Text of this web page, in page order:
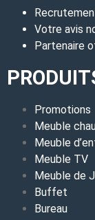
Votre avis
Partenaire
Promotions
Meuble
Meuble
Meuble TV
Meuble de
Buffet
Bureau